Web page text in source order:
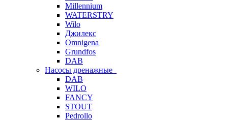
Millennium
WATERSTRY
Wilo
Джилекс
Omnigena
Grundfos
DAB
Насосы дренажные
DAB
WILO
FANCY
STOUT
Pedrollo